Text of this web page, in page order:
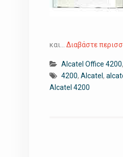
και… Διαβάστε
Alcatel Office 4200,
4200, Alcatel ,
Alcatel 4200